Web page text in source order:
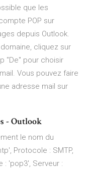
que les
POP sur
depuis Outlook.
cliquez sur
"De" pour choisir
Vous pouvez faire
adresse mail sur
- Outlook
le nom du
Protocole : SMTP,
: 'pop3', Serveur :